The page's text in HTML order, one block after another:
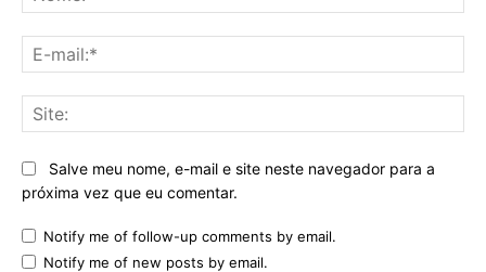
Salve meu nome, e-mail e site neste navegador para a
próxima vez que eu comentar.
Notify me of follow-up comments by email.
Notify me of new posts by email.